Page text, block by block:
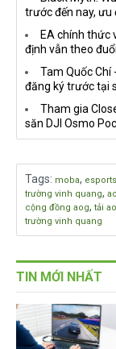
trước đến nay, ưu
EA chính thức
định vẫn theo
Tam Quốc Chí
đăng ký trước tại
Tham gia
săn DJI Osmo
Tags: moba, esports
trường vinh quang,
cộng đồng aog, tải
trường vinh quang
TIN MỚI NHẤT